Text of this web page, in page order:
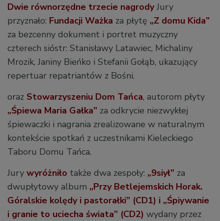
Dwie równorzędne trzecie nagrodyJury
przyznało: Fundacji Ważka za płytę „Z domu Kida”
za bezcenny dokument i portret muzyczny
czterech sióstr: Stanisławy Latawiec, Michaliny
Mrozik, Janiny Bieńko i Stefanii Gołąb, ukazujący
repertuar repatriantów z Bośni.
oraz Stowarzyszeniu Dom Tańca, autorom płyty
„Śpiewa Maria Gałka” za odkrycie niezwykłej
śpiewaczki i nagrania zrealizowane w naturalnym
kontekście spotkań z uczestnikami Kieleckiego
Taboru Domu Tańca.
Jury wyróżniło także dwa zespoły: „9siył” za
dwupłytowy album „Przy Betlejemskich Horak.
Góralskie kolędy i pastorałki” (CD1) i „Śpiywanie
i granie to uciecha świata” (CD2) wydany przez